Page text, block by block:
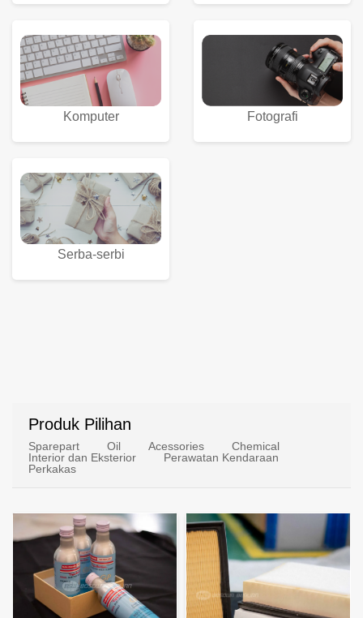
Komputer Fotografi
Serba-serbi
Produk Pilihan
Sparepart Oil Acessories
Chemical
Interior dan Eksterior
Perawatan Kendaraan
Perkakas